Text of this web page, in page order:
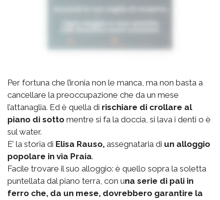
Per fortuna che l’ironia non le manca, ma non basta a
cancellare la preoccupazione che da un mese
l’attanaglia. Ed è quella di rischiare di crollare al
piano di sotto mentre si fa la doccia, si lava i denti o è
sul water.
E’ la storia di Elisa Rauso, assegnataria di un alloggio
popolare in via Praia.
Facile trovare il suo alloggio: è quello sopra la soletta
puntellata dal piano terra, con una serie di pali in
ferro che, da un mese, dovrebbero garantire la